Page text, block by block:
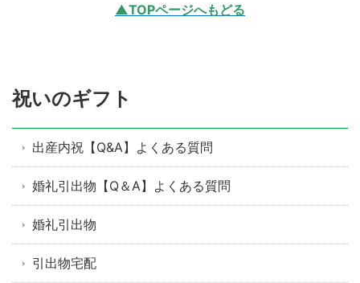
▲TOPページへもどる
祝いのギフト
出産内祝【Q&A】よくある質問
婚礼引出物【Q＆A】よくある質問
婚礼引出物
引出物宅配